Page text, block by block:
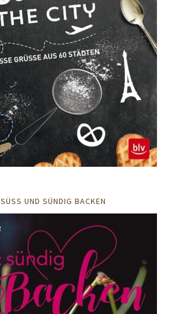
SÜSS UND SÜNDIG BACKEN